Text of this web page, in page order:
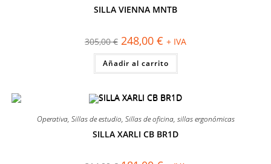
SILLA VIENNA MNTB
305,00€ El
precio
original
era:
305,00 €.
248,00 € El
precio
actual
es:
248,00 €.
+ IVA
Añadir al carrito
Operativa, Sillas de estudio, Sillas de oficina, sillas ergonómicas
SILLA XARLI CB BR1D